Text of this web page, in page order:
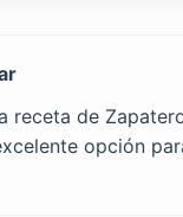
receta de
opción